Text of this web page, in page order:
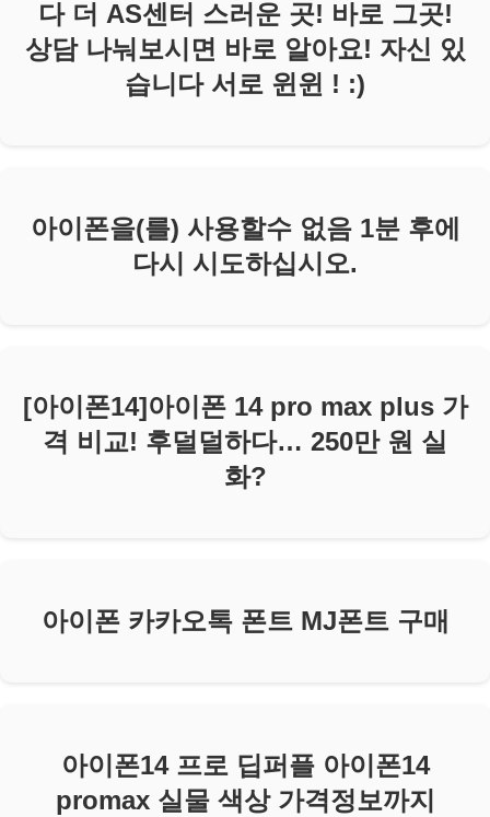
다 더 AS센터 스러운 곳! 바로 그곳!
상담 나눠보시면 바로 알아요! 자신 있
습니다 서로 윈윈 ! :)
아이폰을(를) 사용할수 없음 1분 후에
다시 시도하십시오.
[아이폰14]아이폰 14 pro max plus 가
격 비교! 후덜덜하다… 250만 원 실
화?
아이폰 카카오톡 폰트 MJ폰트 구매
아이폰14 프로 딥퍼플 아이폰14
promax 실물 색상 가격정보까지